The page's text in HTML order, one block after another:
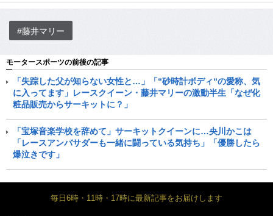
#藤井マリー
モータースポーツの前後の記事
「失踪した父が知らない女性と…」「“砂時計ボディ“の愛称、気
に入ってます」レースクイーン・藤井マリーの激動半生「なぜ化
粧品販売からサーキットに？」
「宝塚音楽学校を辞めて」サーキットクイーンに…央川かこは
「レースアンバサダーも一緒に闘っている気持ち」「優勝したら
爆泣きです」
毎日6時・11時・17時に最新記事をお届けします